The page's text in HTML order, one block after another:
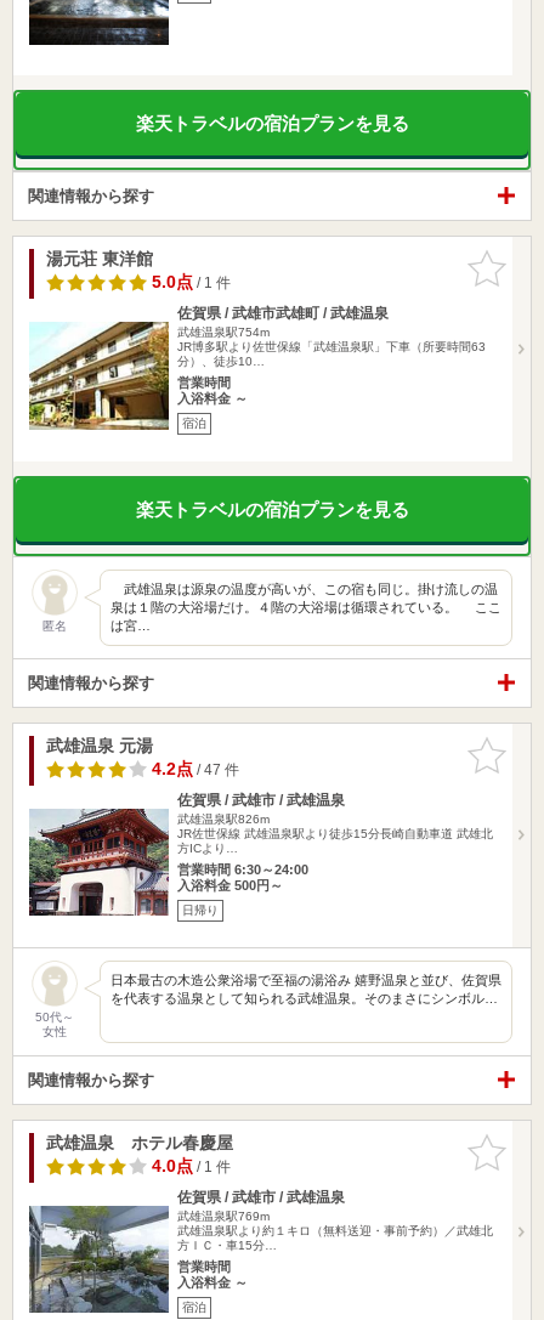
楽天トラベルの宿泊プランを見る
関連情報から探す
お気に入
りに追加
湯元荘 東洋館
5.0点/ 1 件
佐賀県 / 武雄市武雄町 / 武雄温泉
武雄温泉駅754m
JR博多駅より佐世保線「武雄温泉駅」下車（所要時間63
分）、徒歩10…
営業時間
入浴料金 ～
宿泊
楽天トラベルの宿泊プランを見る
匿名
武雄温泉は源泉の温度が高いが、この宿も同じ。掛け流しの温
泉は１階の大浴場だけ。４階の大浴場は循環されている。 ここ
は宮…
関連情報から探す
お気に入
りに追加
武雄温泉 元湯
4.2点/ 47 件
佐賀県 / 武雄市 / 武雄温泉
武雄温泉駅826m
JR佐世保線 武雄温泉駅より徒歩15分長崎自動車道 武雄北
方ICより…
営業時間 6:30～24:00
入浴料金 500円～
日帰り
50代～
女性
日本最古の木造公衆浴場で至福の湯浴み 嬉野温泉と並び、佐賀県
を代表する温泉として知られる武雄温泉。そのまさにシンボル…
関連情報から探す
お気に入
りに追加
武雄温泉 ホテル春慶屋
4.0点/ 1 件
佐賀県 / 武雄市 / 武雄温泉
武雄温泉駅769m
武雄温泉駅より約１キロ（無料送迎・事前予約）／武雄北
方ＩＣ・車15分…
営業時間
入浴料金 ～
宿泊